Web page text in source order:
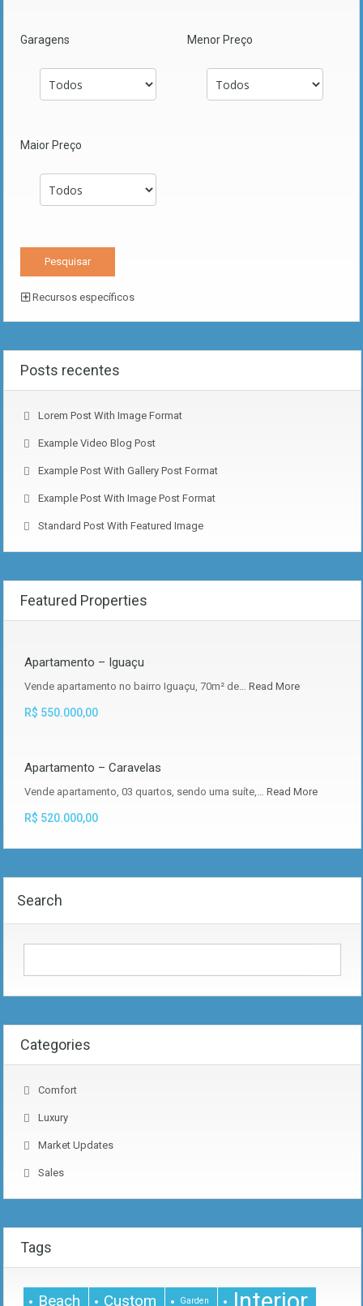
Garagens Menor Preço
Maior Preço
Recursos específicos
Posts recentes
Lorem Post With Image Format
Example Video Blog Post
Example Post With Gallery Post Format
Example Post With Image Post Format
Standard Post With Featured Image
Featured Properties
Apartamento – Iguaçu
Vende apartamento no bairro Iguaçu, 70m² de… Read More
R$ 550.000,00
Apartamento – Caravelas
Vende apartamento, 03 quartos, sendo uma suíte,… Read More
R$ 520.000,00
Search
Categories
Comfort
Luxury
Market Updates
Sales
Tags
Beach Custom Garden